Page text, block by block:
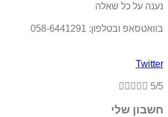
נענה על כל שאלה
בוואטסאפ ובטלפון: 058-6441291
Twitter
     5/5
חשבון שלי